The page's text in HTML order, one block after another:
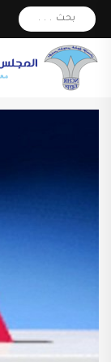
بحث . . .